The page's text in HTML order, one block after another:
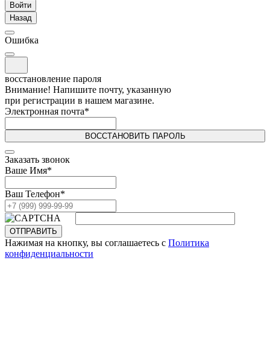
Войти
Назад
Ошибка
восстановление пароля
Внимание! Напишите почту, указанную
при регистрации в нашем магазине.
Электронная почта*
ВОССТАНОВИТЬ ПАРОЛЬ
Заказать звонок
Ваше Имя*
Ваш Телефон*
ОТПРАВИТЬ
Нажимая на кнопку, вы соглашаетесь с Политика
конфиденциальности